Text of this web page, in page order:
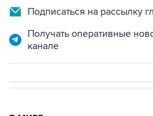
Получать оперативные